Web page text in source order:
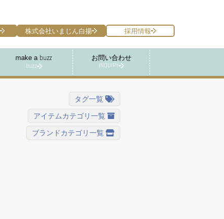
make a buzz
buzz
お問い合わせ
INQUIRY
株式会社いまじん白揚 採用情報
タグ一覧
アイテムカテゴリ一覧
ブランドカテゴリ一覧